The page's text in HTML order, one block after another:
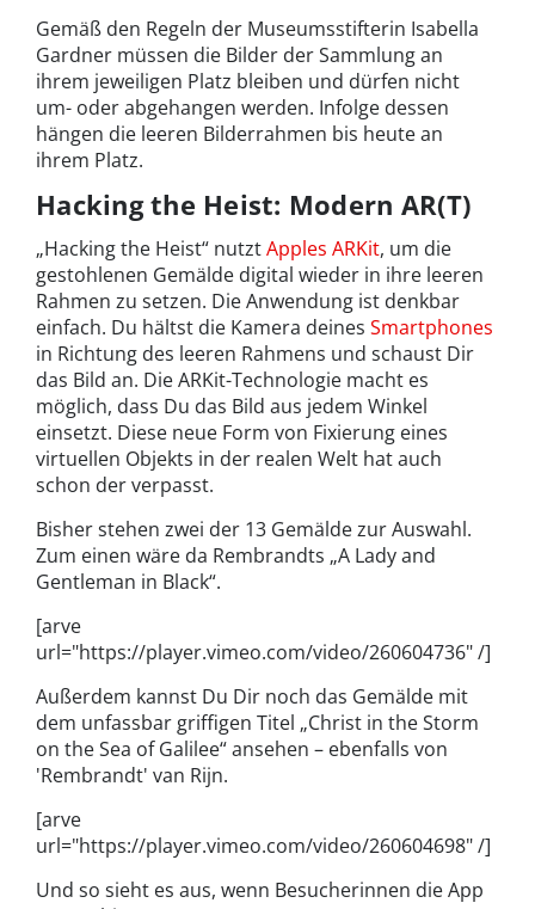
Gemäß den Regeln der Museumsstifterin Isabella
Gardner müssen die Bilder der Sammlung an
ihrem jeweiligen Platz bleiben und dürfen nicht
um- oder abgehangen werden. Infolge dessen
hängen die leeren Bilderrahmen bis heute an
ihrem Platz.
Hacking the Heist: Modern AR(T)
„Hacking the Heist“ nutztApples ARKit, um die
gestohlenen Gemälde digital wieder in ihre leeren
Rahmen zu setzen. Die Anwendung ist denkbar
einfach. Du hältst die Kamera deines Smartphones
in Richtung des leeren Rahmens und schaust Dir
das Bild an. Die ARKit-Technologie macht es
möglich, dass Du das Bild aus jedem Winkel
einsetzt. Diese neue Form von Fixierung eines
virtuellen Objekts in der realen Welt hat auch
schon der verpasst.
Bisher stehen zwei der 13 Gemälde zur Auswahl.
Zum einen wäre da Rembrandts „A Lady and
Gentleman in Black“.
[arve
url="https://player.vimeo.com/video/260604736" /]
Außerdem kannst Du Dir noch das Gemälde mit
dem unfassbar griffigen Titel „Christ in the Storm
on the Sea of Galilee“ ansehen – ebenfalls von
'Rembrandt' van Rijn.
[arve
url="https://player.vimeo.com/video/260604698" /]
Und so sieht es aus, wenn Besucherinnen die App